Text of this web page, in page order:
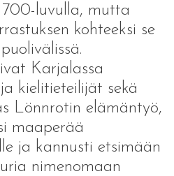
luvulla, mutta
kohteeksi se
Karjalassa
kielitieteilijät sekä
Lönnrotin elämäntyö,
maaperää
ja kannusti etsimään
nimenomaan